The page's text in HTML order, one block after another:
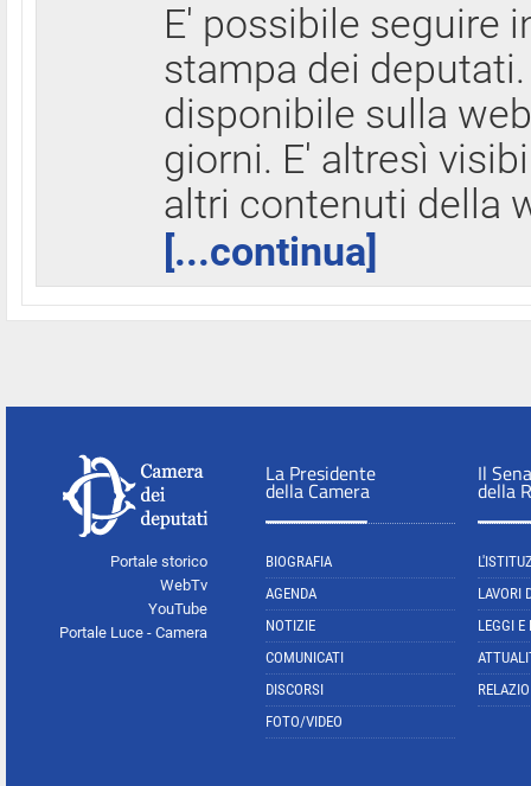
E' possibile seguire
stampa dei
disponibile sulla
giorni. E' altresì
altri contenuti della
[...continua]
Portale storico
WebTv
YouTube
Portale Luce - Camera
La Presidente
della Camera
BIOGRAFIA
AGENDA
NOTIZIE
COMUNICATI
DISCORSI
FOTO/VIDEO
Il
della
LAVORI
LEGGI E